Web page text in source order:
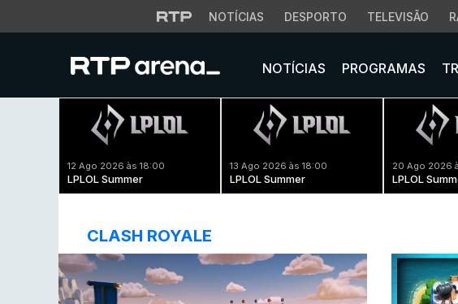
NOTÍCIAS DESPORTO TELEVISÃO
NOTÍCIAS PROGRAMAS
12 Ago 2026 às 18:00
LPLOL Summer
13 Ago 2026 às 18:00
LPLOL Summer
20 Ago 2026
LPLOL
CLASH ROYALE